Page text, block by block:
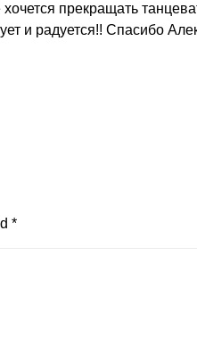
прекращать
и радуется!! Спасибо
*